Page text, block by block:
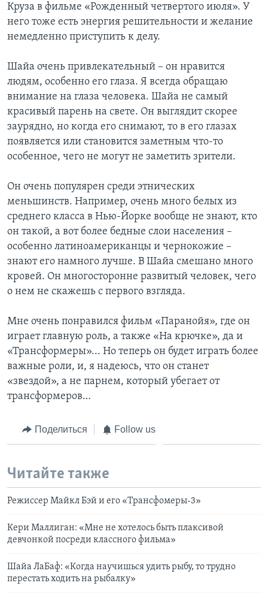
Круза в фильме «Рожденный четвертого июля». У
него тоже есть энергия решительности и желание
немедленно приступить к делу.
Шайа очень привлекательный – он нравится
людям, особенно его глаза. Я всегда обращаю
внимание на глаза человека. Шайа не самый
красивый парень на свете. Он выглядит скорее
заурядно, но когда его снимают, то в его глазах
появляется или становится заметным что-то
особенное, чего не могут не заметить зрители.
Он очень популярен среди этнических
меньшинств. Например, очень много белых из
среднего класса в Нью-Йорке вообще не знают, кто
он такой, а вот более бедные слои населения –
особенно латиноамериканцы и чернокожие –
знают его намного лучше. В Шайа смешано много
кровей. Он многосторонне развитый человек, чего
о нем не скажешь с первого взгляда.
Мне очень понравился фильм «Паранойя», где он
играет главную роль, а также «На крючке», да и
«Трансформеры»... Но теперь он будет играть более
важные роли, и, я надеюсь, что он станет
«звездой», а не парнем, который убегает от
трансформеров…
Поделиться Follow us
Читайте также
Режиссер Майкл Бэй и его «Трансфомеры-3»
Кери Маллиган: «Мне не хотелось быть плаксивой
девчонкой посреди классного фильма»
Шайа ЛаБаф: «Когда научишься удить рыбу, то трудно
перестать ходить на рыбалку»